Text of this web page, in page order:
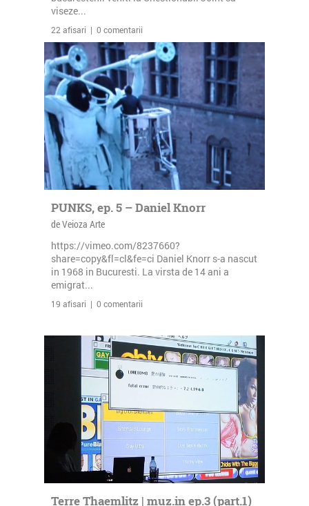
viseze...
22 afisari | 0 comentarii
PUNKS, ep. 5 – Daniel Knorr
de Veioza Arte
https://vimeo.com/8237660?
share=copy&fl=cl&fe=ci Daniel Knorr s-a nascut
in 1968 in Bucuresti. La virsta de 14 ani a
emigrat...
19 afisari | 0 comentarii
Terre Thaemlitz | muz.in ep.3 (part.1)